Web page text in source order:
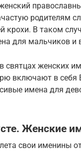
родителям
крохи. В таком
для мальчиков и
святцах женских
включают в себя
имена для
Женские
свои именины